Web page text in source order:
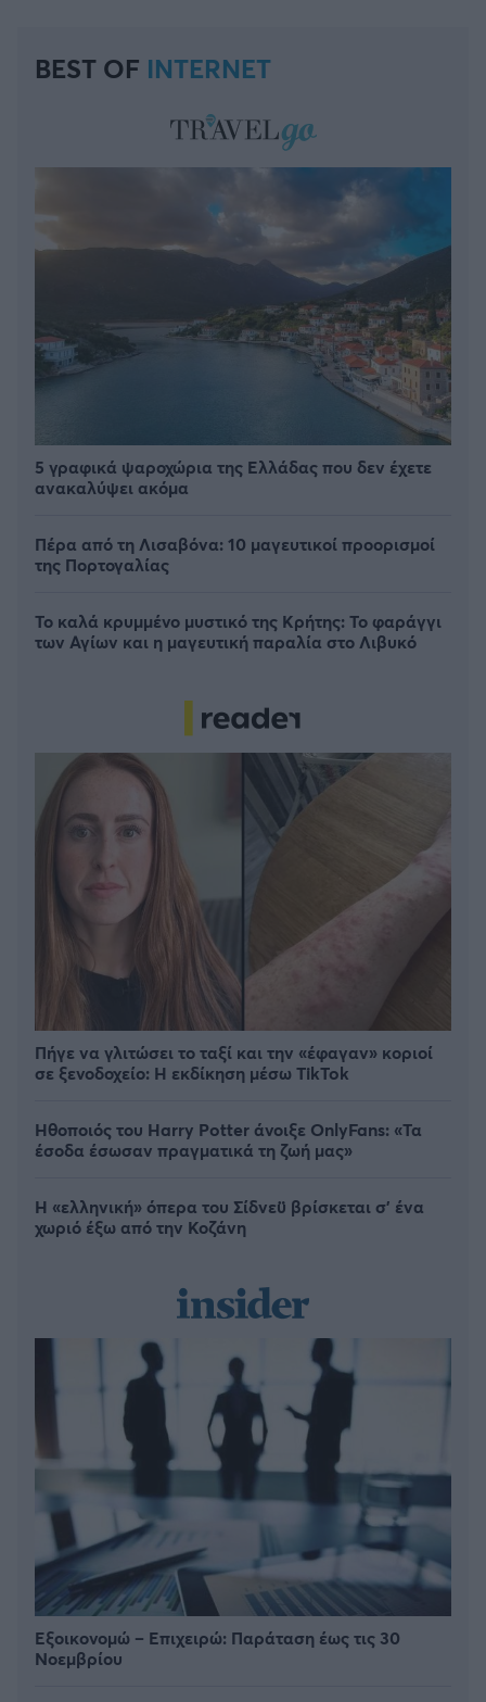
BEST OF INTERNET
5 γραφικά ψαροχώρια της Ελλάδας που δεν έχετε
ανακαλύψει ακόμα
Πέρα από τη Λισαβόνα: 10 μαγευτικοί προορισμοί
της Πορτογαλίας
Το καλά κρυμμένο μυστικό της Κρήτης: Το φαράγγι
των Αγίων και η μαγευτική παραλία στο Λιβυκό
Πήγε να γλιτώσει το ταξί και την «έφαγαν» κοριοί
σε ξενοδοχείο: H εκδίκηση μέσω TikTok
Ηθοποιός του Harry Potter άνοιξε OnlyFans: «Τα
έσοδα έσωσαν πραγματικά τη ζωή μας»
Η «ελληνική» όπερα του Σίδνεϋ βρίσκεται σ' ένα
χωριό έξω από την Κοζάνη
Εξοικονομώ – Επιχειρώ: Παράταση έως τις 30
Νοεμβρίου